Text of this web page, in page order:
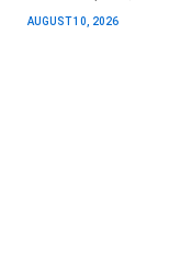
AUGUST 10, 2026